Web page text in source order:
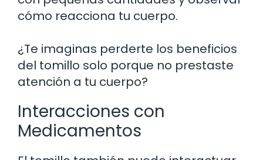
cómo reacciona tu cuerpo.
¿Te imaginas perderte los beneficios
del tomillo solo porque no prestaste
atención a tu cuerpo?
Interacciones con
Medicamentos